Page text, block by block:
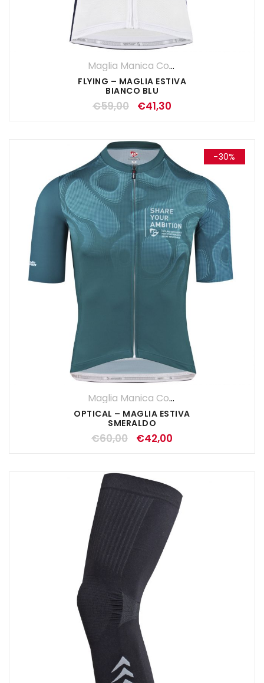
Maglia Manica Corta
FLYING – MAGLIA ESTIVA
BIANCO BLU
€59,00 €41,30
-30%
Maglia Manica Corta
OPTICAL – MAGLIA ESTIVA
SMERALDO
€60,00 €42,00